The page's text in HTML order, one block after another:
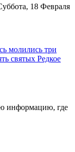
18 Февраля
молились три
святых Редкое
информацию, где